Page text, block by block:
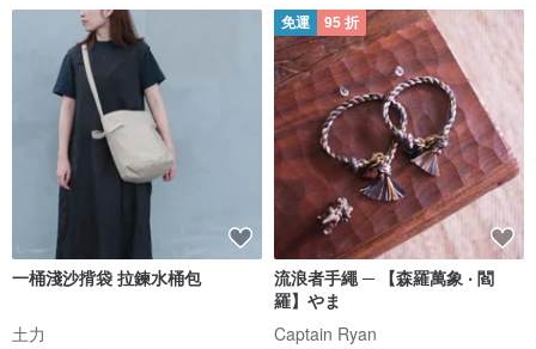
一桶淺沙揹袋 拉鍊水桶包
土力
免運 95 折
流浪者手繩 ─ 【森羅萬象 ‧ 閻
羅】やま
Captain Ryan